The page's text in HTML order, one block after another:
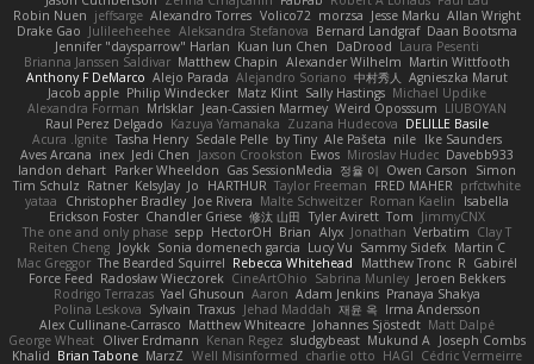
Robin Nuen jeffsarge Alexandro Torres Volico72 morzsa Jesse Marku Allan Wright
Drake Gao Julileeheehee Aleksandra Stefanova Bernard Landgraf Daan Bootsma
Jennifer "daysparrow" Harlan Kuan lun Chen DaDrood Laura Pesenti
Brianna Janssen Saldivar Matthew Chapin Alexander Wilhelm Martin Wittfooth
Anthony F DeMarco Alejo Parada Alejandro Soriano 中村秀人
Agnieszka Marut
Jacob apple Philip Windecker Matz Klint Sally Hastings Michael Updike
Alexandra Forman MrIsklar Jean-Cassien Marmey Weird Oposssum LIUBOYAN
Raul Perez Delgado Kazuya Yamanaka Zuzana Hudecova DELILLE Basile
Acura .Ignite Tasha Henry Sedale Pelle by Tiny Ale Pašeta nile Ike Saunders
Aves Arcana inex Jedi Chen Jaxson Crookston Ewos Miroslav Hudec Davebb933
landon dehart Parker Wheeldon Gas SessionMedia 정율 이 Owen Carson
Simon
Tim Schulz Ratner KelsyJay Jo HARTHUR Taylor Freeman FRED MAHER prfctwhite
yataa
Christopher Bradley Joe Rivera Malte Schweitzer Roman Kaelin
Isabella
Erickson Foster Chandler Griese 修汰 山田 Tyler Avirett Tom JimmyCNX
The one and only phase sepp HectorOH Brian Alyx Jonathan Verbatim Clay T
Reiten Cheng Joykk Sonia domenech garcia Lucy Vu Sammy Sidefx Martin C
Mac Greggor The Bearded Squirrel Rebecca Whitehead Matthew Tronc R Gabirél
Force Feed Radosław Wieczorek CineArtOhio Sabrina Munley Jeroen Bekkers
Rodrigo Terrazas Yael Ghusoun Aaron Adam Jenkins Pranaya Shakya
Polina Leskova Sylvain Traxus Jehad Maddah 재윤 옥 Irma Andersson
Alex Cullinane-Carrasco Matthew Whiteacre Johannes Sjöstedt Matt Dalpé
George Wheat Oliver Erdmann Kenan Regez sludgybeast Mukund A
Joseph Combs
Khalid Brian Tabone MarzZ Well Misinformed charlie otto HAGI Cédric Vermeirre